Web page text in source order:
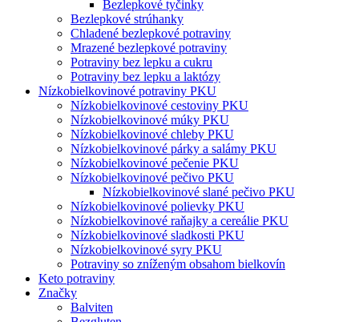
Bezlepkové tyčinky
Bezlepkové strúhanky
Chladené bezlepkové potraviny
Mrazené bezlepkové potraviny
Potraviny bez lepku a cukru
Potraviny bez lepku a laktózy
Nízko­bielkovinové potraviny PKU
Nízko­bielkovinové cestoviny PKU
Nízko­bielkovinové múky PKU
Nízkobielkovinové chleby PKU
Nízkobielkovinové párky a salámy PKU
Nízkobielkovinové pečenie PKU
Nízkobielkovinové pečivo PKU
Nízkobielkovinové slané pečivo PKU
Nízkobielkovinové polievky PKU
Nízkobielkovinové raňajky a cereálie PKU
Nízkobielkovinové sladkosti PKU
Nízkobielkovinové syry PKU
Potraviny so zníženým obsahom bielkovín
Keto potraviny
Značky
Balviten